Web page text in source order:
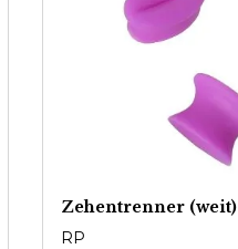
Zehentrenner (weit)
RP